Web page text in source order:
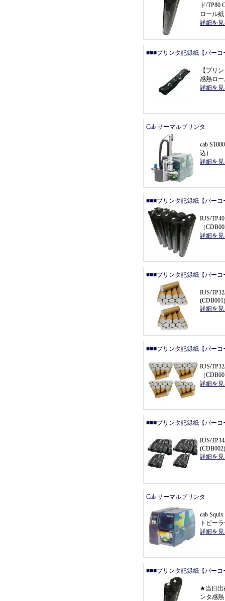
ド/TP80
ロール紙
詳細を
■■■プリンタ記録紙【バー
【 プリ
感熱ロ
詳細を
Cab サーマルプリンタ
cab S1000
込 ）
詳細を
■■■プリンタ記録紙【バー
RJS/
（
詳細を
■■■プリンタ記録紙【バー
RJS/
(CDB001)
詳細を
■■■プリンタ記録紙【バー
RJS/
（
詳細を
■■■プリンタ記録紙【バー
RJS/
(CDB002)
詳細を
Cab サーマルプリンタ
cab
トピー
詳細を
■■■プリンタ記録紙【バー
★当日
ンタ感